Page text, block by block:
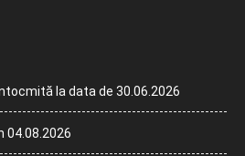
la data de 30.06.2026
04.08.2026